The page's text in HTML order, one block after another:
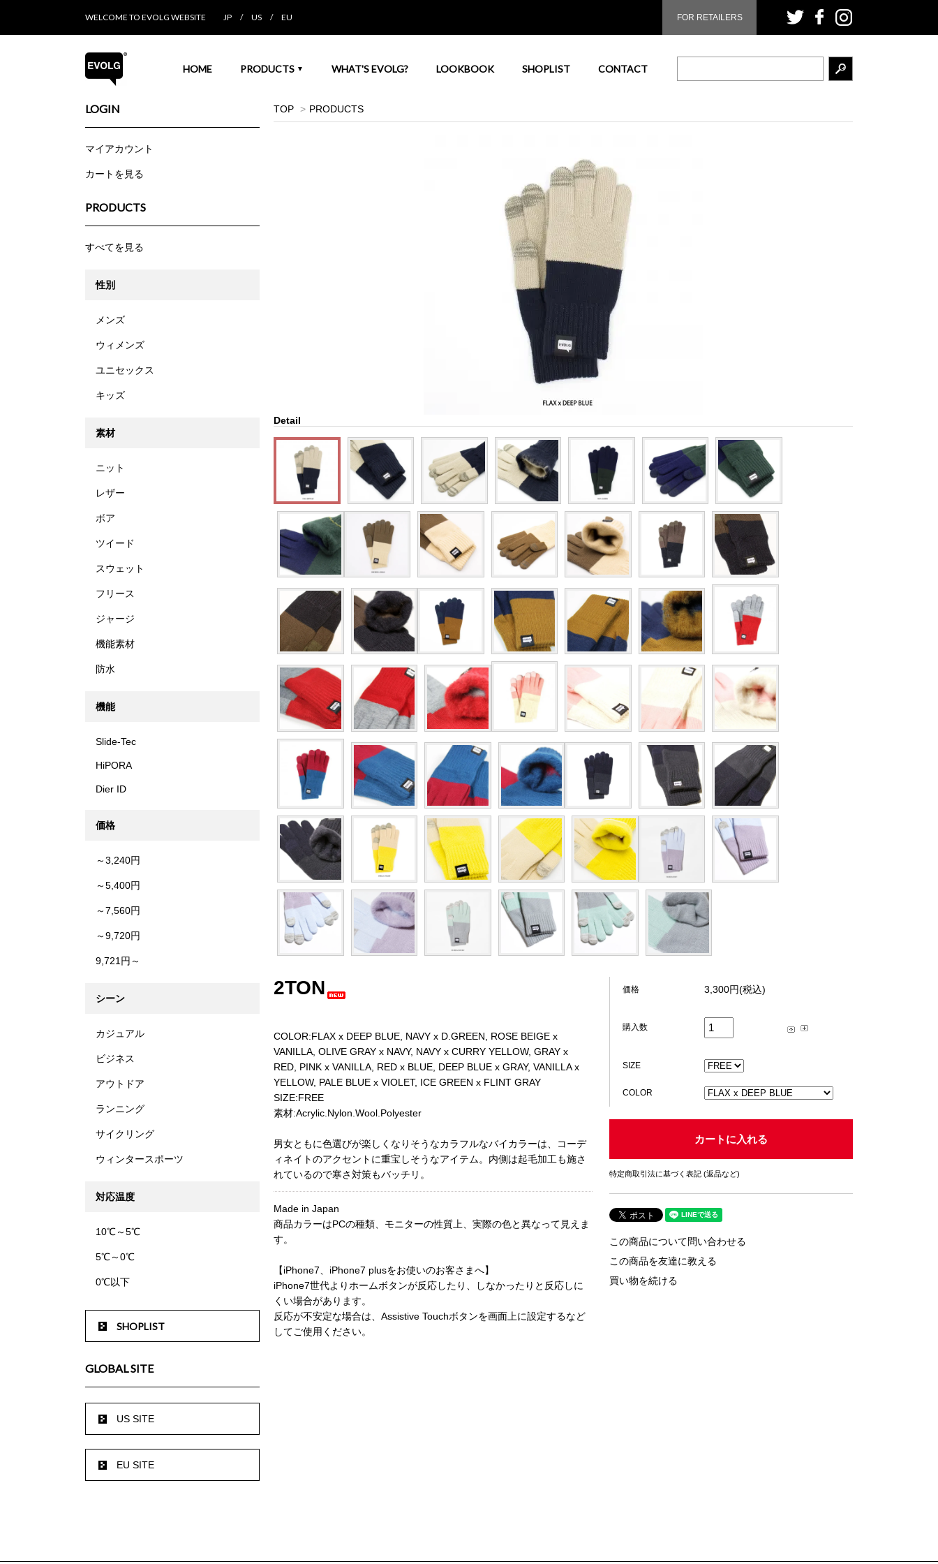
WELCOME TO EVOLG WEBSITE JP / US / EU FOR RETAILERS
HOME PRODUCTS ▼ WHAT'S EVOLG? LOOKBOOK SHOPLIST CONTACT
TOP > PRODUCTS
Detail
価格 3,300円(税込)
購入数
SIZE
COLOR
特定商取引法に基づく表記 (返品など)
この商品について問い合わせる
この商品を友達に教える
買い物を続ける
2TON
COLOR:FLAX x DEEP BLUE, NAVY x D.GREEN, ROSE BEIGE x
VANILLA, OLIVE GRAY x NAVY, NAVY x CURRY YELLOW, GRAY x
RED, PINK x VANILLA, RED x BLUE, DEEP BLUE x GRAY, VANILLA x
YELLOW, PALE BLUE x VIOLET, ICE GREEN x FLINT GRAY
SIZE:FREE
素材:Acrylic.Nylon.Wool.Polyester
男女ともに色選びが楽しくなりそうなカラフルなバイカラーは、コーデ
ィネイトのアクセントに重宝しそうなアイテム。内側は起毛加工も施さ
れているので寒さ対策もバッチリ。
Made in Japan
商品カラーはPCの種類、モニターの性質上、実際の色と異なって見えま
す。
【iPhone7、iPhone7 plusをお使いのお客さまへ】
iPhone7世代よりホームボタンが反応したり、しなかったりと反応しに
くい場合があります。
反応が不安定な場合は、Assistive Touchボタンを画面上に設定するなど
してご使用ください。
LOGIN
マイアカウント
カートを見る
PRODUCTS
すべてを見る
性別
メンズ
ウィメンズ
ユニセックス
キッズ
素材
ニット
レザー
ボア
ツイード
スウェット
フリース
ジャージ
機能素材
防水
機能
Slide-Tec
HiPORA
Dier ID
価格
～3,240円
～5,400円
～7,560円
～9,720円
9,721円～
シーン
カジュアル
ビジネス
アウトドア
ランニング
サイクリング
ウィンタースポーツ
対応温度
10℃～5℃
5℃～0℃
0℃以下
SHOPLIST
GLOBAL SITE
US SITE
EU SITE